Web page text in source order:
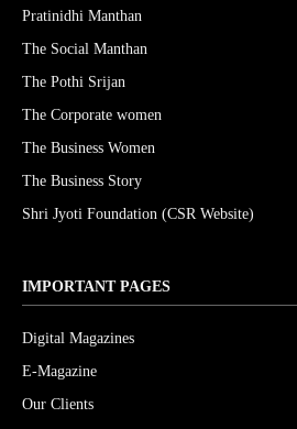
Pratinidhi Manthan
The Social Manthan
The Pothi Srijan
The Corporate women
The Business Women
The Business Story
Shri Jyoti Foundation (CSR Website)
IMPORTANT PAGES
Digital Magazines
E-Magazine
Our Clients